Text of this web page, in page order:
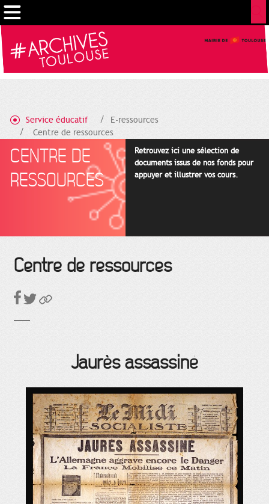
Service éducatif
E-ressources
Centre de ressources
CENTRE DE
RESSOURCES
Retrouvez ici une sélection de
documents issus de nos fonds pour
appuyer et illustrer vos cours.
Centre de ressources
Jaurès assassiné
Gestion de vos préférences sur les cookies